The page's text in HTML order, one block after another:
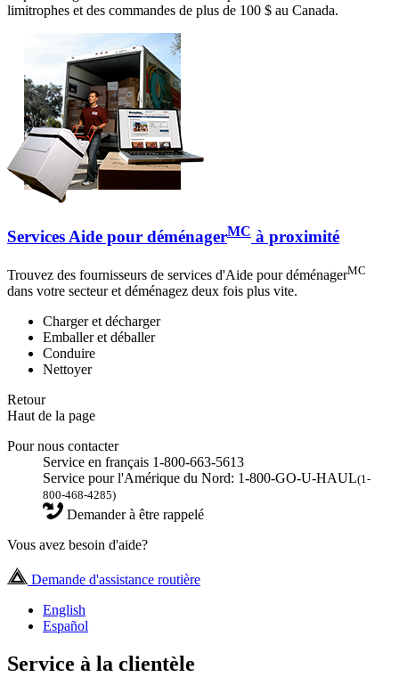
limitrophes et des commandes de plus de 100 $ au Canada.
Services Aide pour déménagerMC à proximité
Trouvez des fournisseurs de services d'Aide pour déménagerMC
dans votre secteur et déménagez deux fois plus vite.
Charger et décharger
Emballer et déballer
Conduire
Nettoyer
Retour
Haut de la page
Pour nous contacter
Service en français 1-800-663-5613
Service pour l'Amérique du Nord: 1-800-GO-U-HAUL(1-
800-468-4285)
Demander à être rappelé
Vous avez besoin d'aide?
Demande d'assistance routière
English
Español
Service à la clientèle